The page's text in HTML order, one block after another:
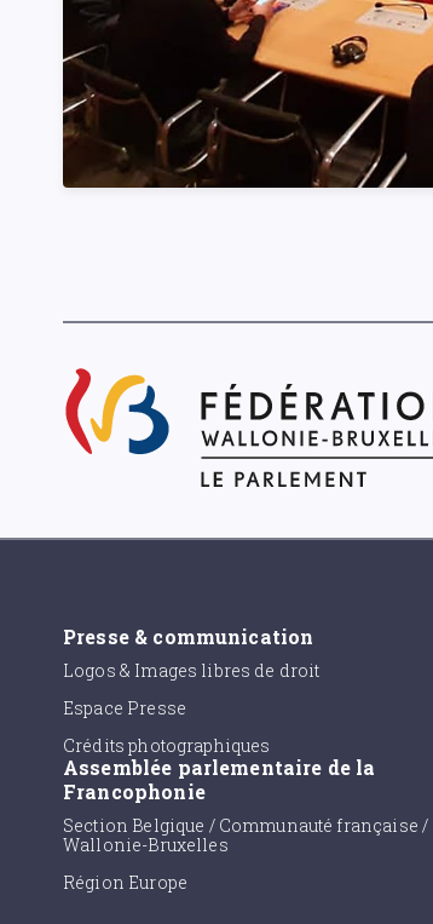
Presse & communication
Logos & Images libres de droit
Espace Presse
Crédits photographiques
Assemblée parlementaire de la
Francophonie
Section Belgique / Communauté française /
Wallonie-Bruxelles
Région Europe